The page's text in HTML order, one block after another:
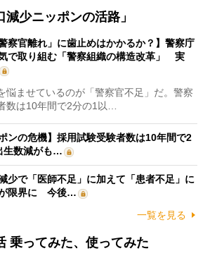
少ニッポンの活路」
警察官離れ」に歯止めはかかるか？】警察庁
で取り組む「警察組織の構造改革」 実
ませているのが「警察官不足」だ。警察
数は10年間で2分の1以…
ンの危機】採用試験受験者数は10年間で2
数減がも…
少で「医師不足」に加えて「患者不足」に
が限界に 今後…
一覧を見る
乗ってみた、使ってみた